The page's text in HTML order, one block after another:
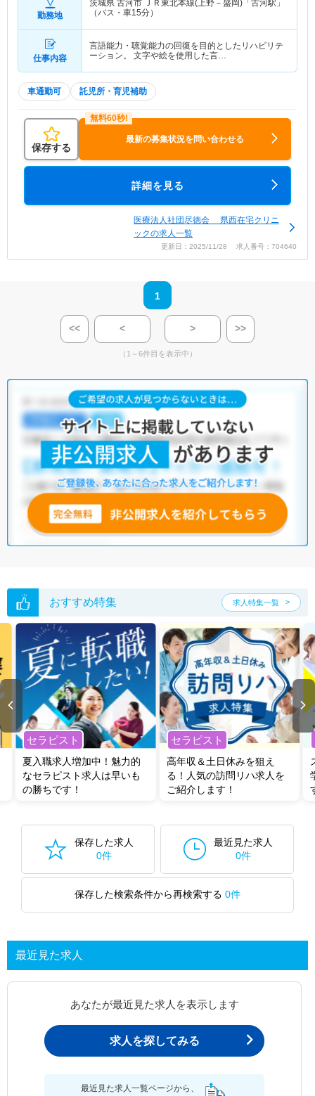
勤務地
茨城県 古河市 ＪＲ東北本線(上野－盛岡)「古河駅」
（バス・車15分）
仕事内容
言語能力・聴覚能力の回復を目的としたリハビリテ
ーション。 文字や絵を使用した言…
車通勤可 託児所・育児補助
保存する
最新の募集状況を問い合わせる
詳細を見る
医療法人社団尽徳会 県西在宅クリニ
ックの求人一覧
更新日：2025/11/28 求人番号：704640
1
<< < > >>
（1～6件目を表示中）
おすすめ特集 求人特集一覧
セラピスト
夏入職求人増加中！魅力的
なセラピスト求人は早いも
の勝ちです！
セラピスト
高年収＆土日休みを狙え
る！人気の訪問リハ求人を
ご紹介します！
保存した求人
0件
最近見た求人
0件
保存した検索条件から再検索する 0件
最近見た求人
あなたが最近見た求人を表示します
求人を探してみる
最近見た求人一覧ページから、